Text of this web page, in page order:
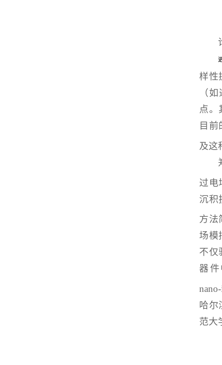
样性
（
点。
目
及这
过电
沉积
方法
场模
不仅
器件
哈尔
范大